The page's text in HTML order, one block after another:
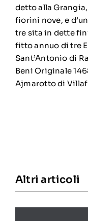
detto alla
fiorini nove, e
tre sita in dette
fitto annuo di tre
Sant’Antonio di
Beni Originale
Ajmarotto di
Altri articoli